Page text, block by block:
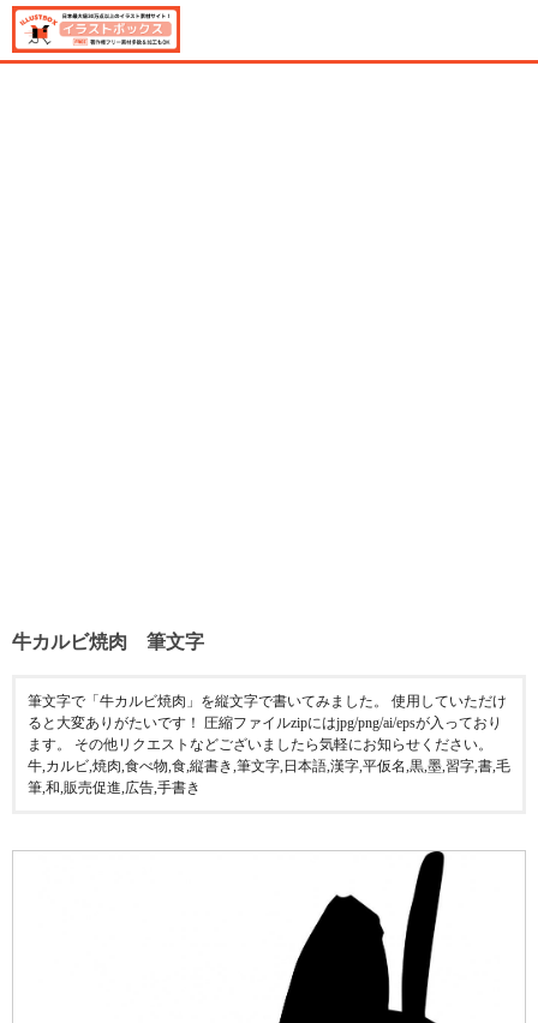
牛カルビ焼肉 筆文字
筆文字で「牛カルビ焼肉」を縦文字で書いてみました。 使用していただけ
ると大変ありがたいです！ 圧縮ファイルzipにはjpg/png/ai/epsが入っており
ます。 その他リクエストなどございましたら気軽にお知らせください。
牛,カルビ,焼肉,食べ物,食,縦書き,筆文字,日本語,漢字,平仮名,黒,墨,習字,書,毛
筆,和,販売促進,広告,手書き